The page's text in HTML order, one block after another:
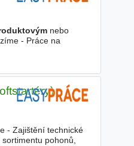
nebo
- Práce na
- Zajištění technické
pohonů,